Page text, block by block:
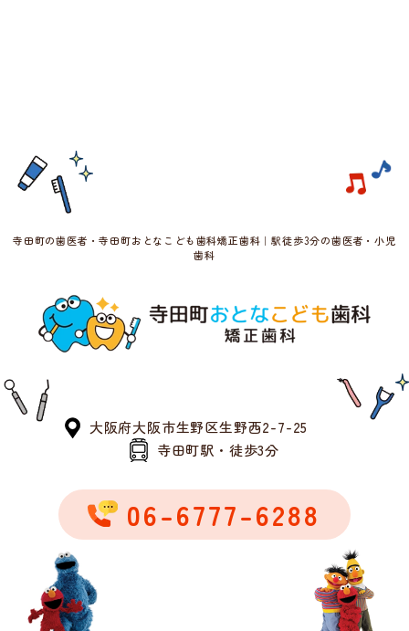
寺田町の歯医者・寺田町おとなこども歯科矯正歯科｜駅徒歩3分の歯医者・小児
歯科
大阪府大阪市生野区生野西2-7-25
寺田町駅・徒歩3分
06-6777-6288